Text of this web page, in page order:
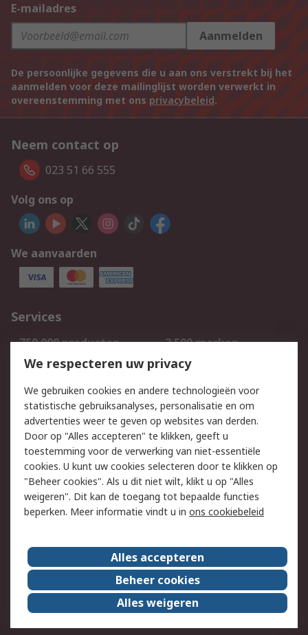
E-mailadres
Aanmelden
De persoonlijke gegevens die u aan ons verstrekt bij het
aanmelden voor deze mailinglijst worden verwerkt in
overeenstemming met ons privacybeleid.
Neem contact op
023 51 66 555
Volg ons op
We aanvaarden
Services
750.000 producten
2.500 merken
Bestellen
Inkoopoplossingen
Track & Trace
Wettelijk
Cookiebeleid
Email veiligheid
Privacybeleid
Websitevoorwaarden
Algemene
verkoopvoorwaarden
Over RS
RS Group
Over ons
RS wereldwijd
Werken bij RS
ESG
We respecteren uw privacy
We gebruiken cookies en andere technologieën voor
statistische gebruiksanalyses, personalisatie en om
advertenties weer te geven op websites van derden.
Door op "Alles accepteren" te klikken, geeft u
toestemming voor de verwerking van niet-essentiële
cookies. U kunt uw cookies selecteren door te klikken op
"Beheer cookies". Als u dit niet wilt, klikt u op "Alles
weigeren". Dit kan de toegang tot bepaalde functies
beperken. Meer informatie vindt u in ons cookiebeleid
Alles accepteren
Beheer cookies
Alles weigeren